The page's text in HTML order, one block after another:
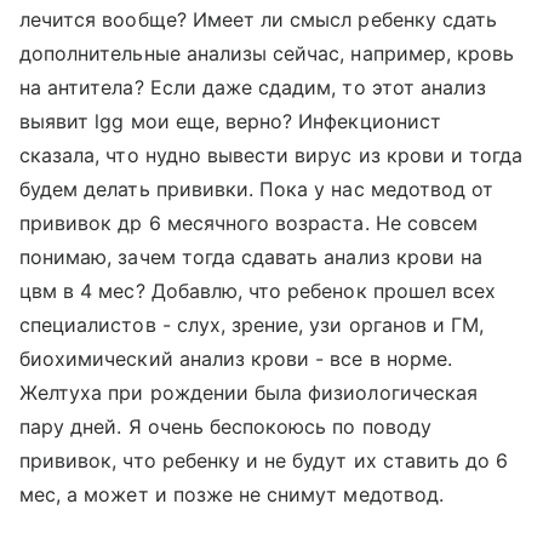
лечится вообще? Имеет ли смысл ребенку сдать
дополнительные анализы сейчас, например, кровь
на антитела? Если даже сдадим, то этот анализ
выявит lgg мои еще, верно? Инфекционист
сказала, что нудно вывести вирус из крови и тогда
будем делать прививки. Пока у нас медотвод от
прививок др 6 месячного возраста. Не совсем
понимаю, зачем тогда сдавать анализ крови на
цвм в 4 мес? Добавлю, что ребенок прошел всех
специалистов - слух, зрение, узи органов и ГМ,
биохимический анализ крови - все в норме.
Желтуха при рождении была физиологическая
пару дней. Я очень беспокоюсь по поводу
прививок, что ребенку и не будут их ставить до 6
мес, а может и позже не снимут медотвод.